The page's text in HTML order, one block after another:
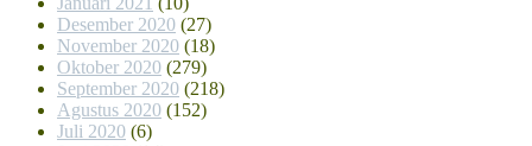
Desember 2020 (27)
November 2020 (18)
Oktober 2020 (279)
September 2020 (218)
Agustus 2020 (152)
Juli 2020 (6)